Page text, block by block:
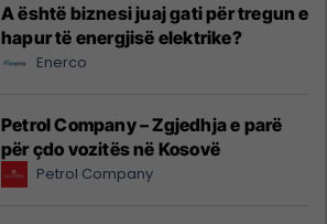
A është biznesi juaj gati për tregun e
hapur të energjisë elektrike?
Enerco
Petrol Company – Zgjedhja e parë
për çdo vozitës në Kosovë
Petrol Company